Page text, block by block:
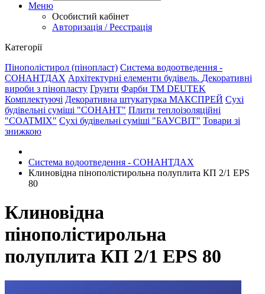
Меню
Особистий кабінет
Авторизація / Реєстрація
Категорії
Пінополістирол (пінопласт) Система водоотведення -
СОНАНТДАХ Архітектурні елементи будівель. Декоративні
вироби з пінопласту Грунти Фарби ТМ DEUTEK
Комплектуючі Декоративна штукатурка МАКСПРЕЙ Сухі
будівельні суміші "СОНАНТ" Плити теплоізоляційні
"COATMIX" Сухі будівельні суміші "БАУСВІТ" Товари зі
знижкою
Система водоотведення - СОНАНТДАХ
Клиновідна пінополістирольна полуплита КП 2/1 EPS
80
Клиновідна
пінополістирольна
полуплита КП 2/1 EPS 80